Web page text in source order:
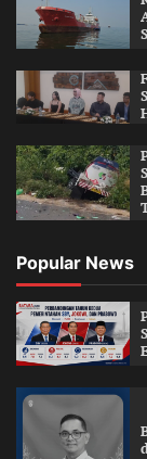
Popular News